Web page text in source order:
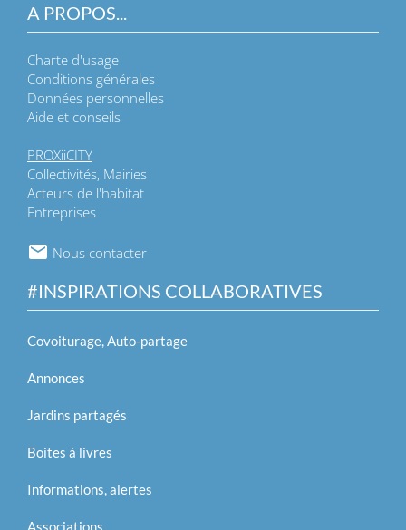
A PROPOS...
Charte d'usage
Conditions générales
Données personnelles
Aide et conseils
PROXiiCITY
Collectivités, Mairies
Acteurs de l'habitat
Entreprises
Nous contacter
#INSPIRATIONS COLLABORATIVES
Covoiturage, Auto-partage
Annonces
Jardins partagés
Boites à livres
Informations, alertes
Associations